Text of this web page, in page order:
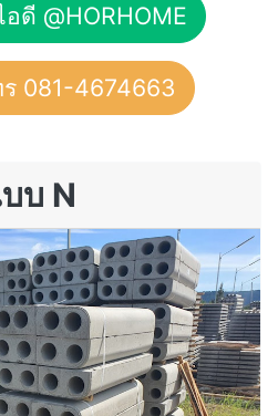
ดี @HORHOME
081-4674663
บ N